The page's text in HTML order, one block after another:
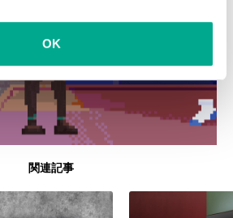
OK
関連記事